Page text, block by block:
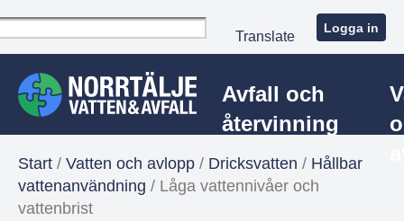
Translate
Logga in
Avfall och
återvinning
Start / Vatten och avlopp / Dricksvatten / Hållbar
vattenanvändning / Låga vattennivåer och
vattenbrist